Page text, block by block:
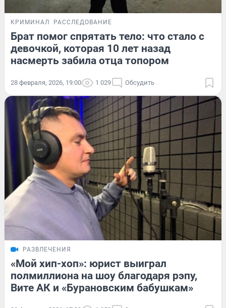
КРИМИНАЛ РАССЛЕДОВАНИЕ
Брат помог спрятать тело: что стало с
девочкой, которая 10 лет назад
насмерть забила отца топором
28 февраля, 2026, 19:00 1 029 Обсудить
РАЗВЛЕЧЕНИЯ
«Мой хип-хоп»: юрист выиграл
полмиллиона на шоу благодаря рэпу,
Вите АК и «Бурановским бабушкам»